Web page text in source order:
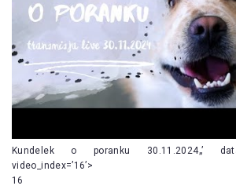
Kundelek o poranku 30.11.2024„’
video_index=’16’>
16